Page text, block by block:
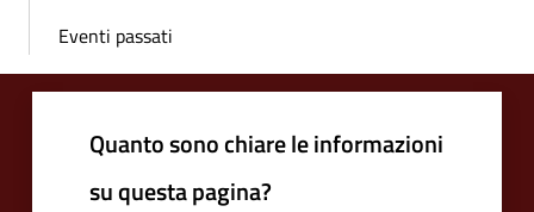
Eventi passati
Quanto sono chiare le informazioni
su questa pagina?